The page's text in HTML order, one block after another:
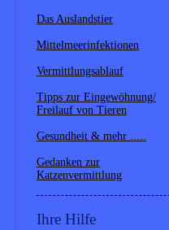
Das Auslandstier
Mittelmeerinfektionen
Vermittlungsablauf
Tipps zur Eingewöhnung/
Freilauf von Tieren
Gesundheit & mehr .....
Gedanken zur
Katzenvermittlung
Ihre Hilfe